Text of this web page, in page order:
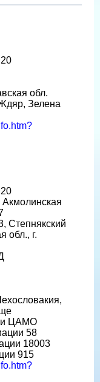
обл.
Зелена
Степнякский
обл., г.
ЦАМО
58
18003
915